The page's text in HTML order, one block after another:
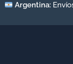
Argentina: